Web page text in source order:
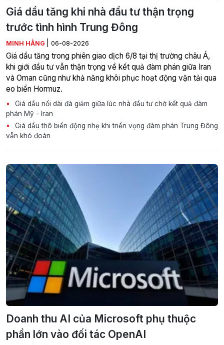
Giá dầu tăng khi nhà đầu tư thận trọng
trước tình hình Trung Đông
MINH HẰNG 06-08-2026
Giá dầu tăng trong phiên giao dịch 6/8 tại thị trường châu Á,
khi giới đầu tư vẫn thận trọng về kết quả đàm phán giữa Iran
và Oman cũng như khả năng khôi phục hoạt động vận tải qua
eo biển Hormuz.
Giá dầu nối dài đà giảm giữa lúc nhà đầu tư chờ kết quả đàm
phán Mỹ - Iran
Giá dầu thô biến động nhẹ khi triển vọng đàm phán Trung Đông
vẫn khó đoán
Doanh thu AI của Microsoft phụ thuộc
phần lớn vào đối tác OpenAI